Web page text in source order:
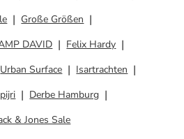
Große Größen
DAVID
Felix Hardy
Urban Surface
Isartrachten
Derbe Hamburg
& Jones Sale